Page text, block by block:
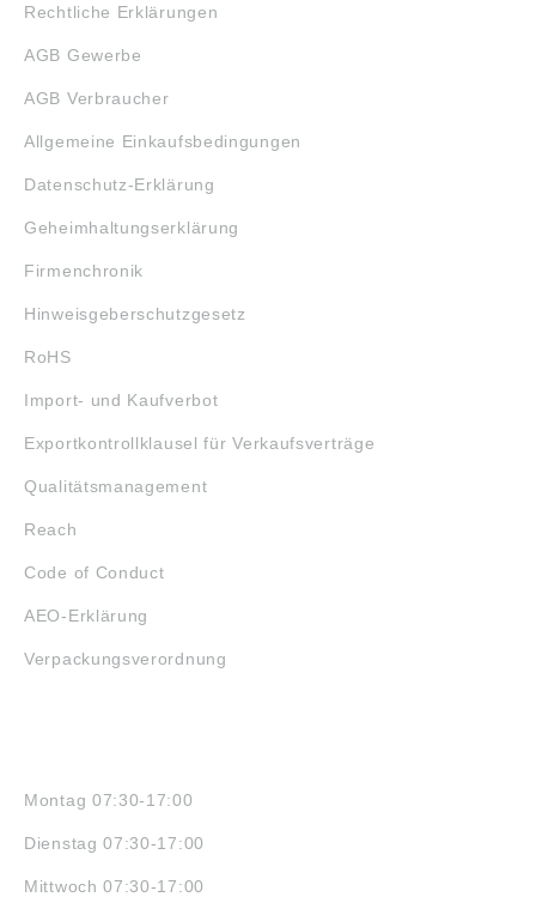
Rechtliche Erklärungen
AGB Gewerbe
AGB Verbraucher
Allgemeine Einkaufsbedingungen
Datenschutz-Erklärung
Geheimhaltungserklärung
Firmenchronik
Hinweisgeberschutzgesetz
RoHS
Import- und Kaufverbot
Exportkontrollklausel für Verkaufsverträge
Qualitätsmanagement
Reach
Code of Conduct
AEO-Erklärung
Verpackungsverordnung
Montag 07:30-17:00
Dienstag 07:30-17:00
Mittwoch 07:30-17:00